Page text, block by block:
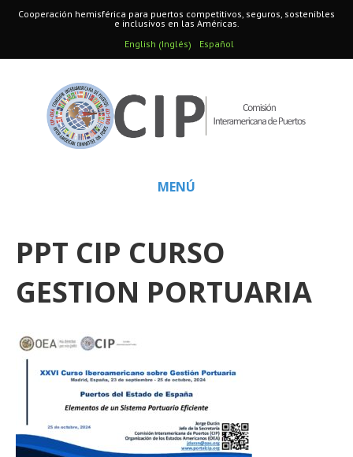
Cooperación hemisférica para puertos competitivos, seguros, sostenibles
e inclusivos en las Américas.
English (Inglés) Español
MENÚ
PPT CIP CURSO
GESTION PORTUARIA